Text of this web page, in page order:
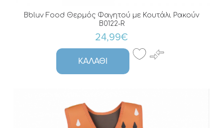
Bbluv Food Θερμός Φαγητού με Κουτάλι Ρακούν
B0122-R
24,99€
ΚΑΛΆΘΙ